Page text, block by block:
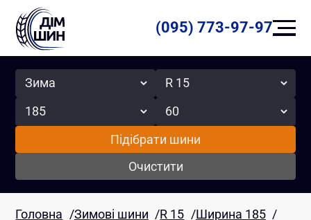
(095) 773-97-97
Сезон Радіус
Ширина Висота
Підібрати шини
Очистити
Головна /Зимові шини /R 15 /Ширина 185 /